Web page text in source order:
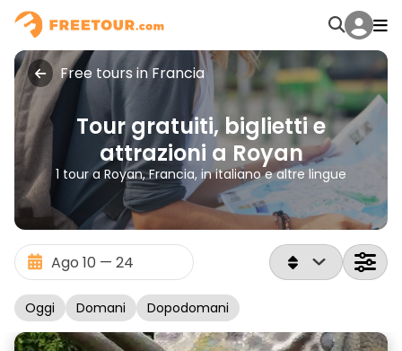
Free tours in Francia
Tour gratuiti, biglietti e
attrazioni a Royan
1 tour a Royan, Francia, in italiano e altre lingue
Oggi Domani Dopodomani